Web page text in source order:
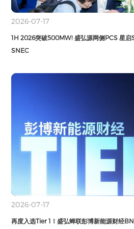
2026-07-17
1H 2026突破500MW! 盛弘源网侧PCS 星
SNEC
2026-07-17
再度入选Tier 1！盛弘蝉联彭博新能源财经